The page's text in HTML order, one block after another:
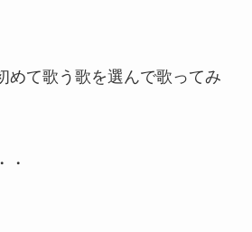
めて歌う歌を選んで歌ってみ
・